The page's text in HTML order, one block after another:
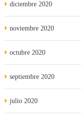
diciembre 2020
noviembre 2020
octubre 2020
septiembre 2020
julio 2020